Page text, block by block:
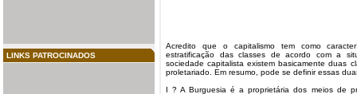
LINKS PATROCINADOS
Acredito que o capitalismotem como
estratificação das classes de acordo com a
sociedadecapitalista existem basicamente duas
proletariado . Em resumo, pode se definir essas
I ? A Burguesia é a proprietária dos meios de